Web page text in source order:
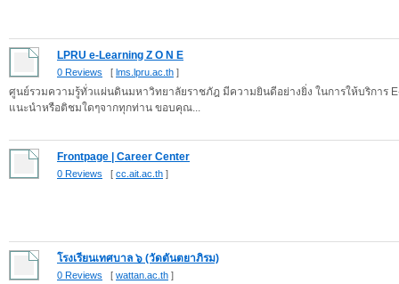
LPRU e-Learning Z O N E
0 Reviews [ lms.lpru.ac.th ]
ศูนย์รวมความรู้ทั่วแผ่นดินมหาวิทยาลัยราชภัฎ มีความยินดีอย่างยิ่ง ในการให้บริการ
แนะนำหรือติชมใดๆจากทุกท่าน ขอบคุณ...
Frontpage | Career Center
0 Reviews [ cc.ait.ac.th ]
โรงเรียนเทศบาล ๖ (วัดตันตยาภิรม)
0 Reviews [ wattan.ac.th ]